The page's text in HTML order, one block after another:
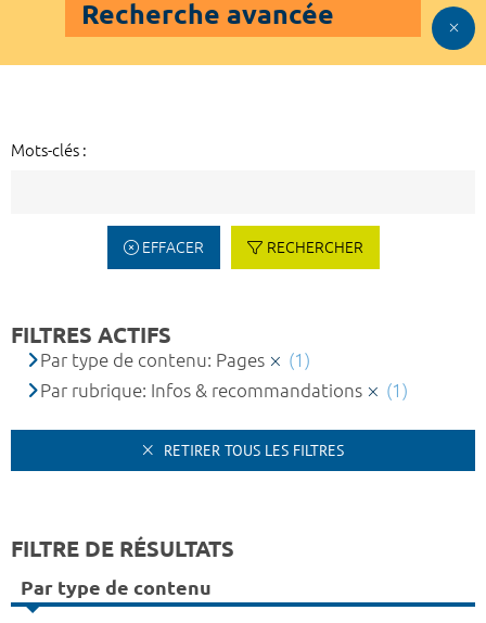
Recherche avancée
Mots-clés :
EFFACER RECHERCHER
FILTRES ACTIFS
Par type de contenu: Pages
(1)
Par rubrique: Infos & recommandations
(1)
RETIRER TOUS LES FILTRES
FILTRE DE RÉSULTATS
Par type de contenu